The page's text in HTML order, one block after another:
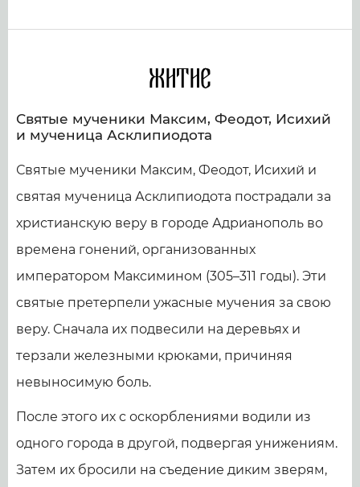
Житие
Святые мученики Максим, Феодот, Исихий
и мученица Асклипиодота
Святые мученики Максим, Феодот, Исихий и
святая мученица Асклипиодота пострадали за
христианскую веру в городе Адрианополь во
времена гонений, организованных
императором Максимином (305–311 годы). Эти
святые претерпели ужасные мучения за свою
веру. Сначала их подвесили на деревьях и
терзали железными крюками, причиняя
невыносимую боль.
После этого их с оскорблениями водили из
одного города в другой, подвергая унижениям.
Затем их бросили на съедение диким зверям,